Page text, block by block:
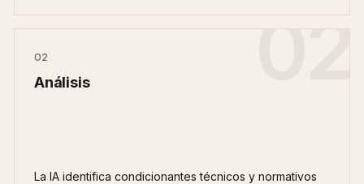
02
02
Análisis
La IA identifica condicionantes técnicos y normativos